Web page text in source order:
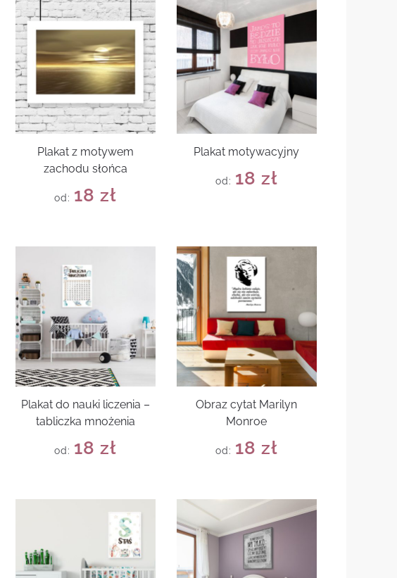
Plakat z motywem
zachodu słońca
od: 18zł
Plakat motywacyjny
od: 18zł
Plakat do nauki liczenia –
tabliczka mnożenia
od: 18zł
Obraz cytat Marilyn
Monroe
od: 18zł